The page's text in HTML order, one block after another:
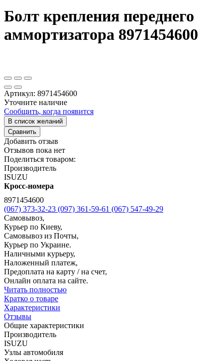
Болт крепления переднего
аммортизатора 8971454600
Артикул: 8971454600
Уточните наличие
Сообщить, когда появится
В список желаний
Сравнить
Добавить отзыв
Отзывов пока нет
Поделиться товаром:
Производитель
ISUZU
Кросс-номера
8971454600
(067) 373-32-23 (097) 361-59-61 (067) 547-49-29
Самовывоз,
Курьер по Киеву,
Самовывоз из Почты,
Курьер по Украине.
Наличными курьеру,
Наложенный платеж,
Предоплата на карту / на счет,
Онлайн оплата на сайте.
Читать полностью
Кратко о товаре
Характеристики
Отзывы
Общие характеристики
Производитель
ISUZU
Узлы автомобиля